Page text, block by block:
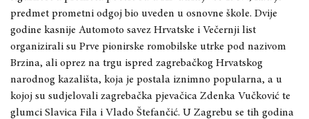
predmet prometni odgoj bio uveden u osnovne škole. Dvije
godine kasnije Automoto savez Hrvatske i Večernji list
organizirali su Prve pionirske romobilske utrke pod nazivom
Brzina, ali oprez na trgu ispred zagrebačkog Hrvatskog
narodnog kazališta, koja je postala iznimno popularna, a u
kojoj su sudjelovali zagrebačka pjevačica Zdenka Vučković te
glumci Slavica Fila i Vlado Štefančić. U Zagrebu se tih godina